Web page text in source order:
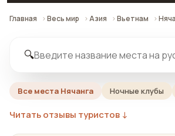
Главная Весь мир Азия Вьетнам
🔍
Все места Нячанга Ночные клубы
Читать отзывы туристов ↓